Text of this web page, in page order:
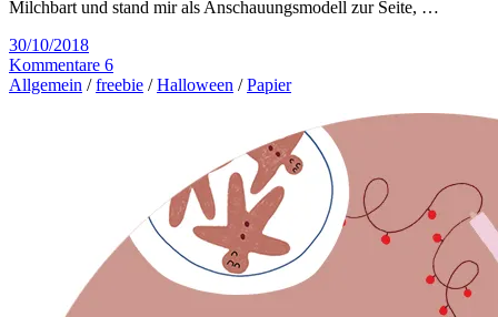
Milchbart und stand mir als Anschauungsmodell zur Seite, …
30/10/2018
Kommentare 6
Allgemein /freebie /Halloween /Papier